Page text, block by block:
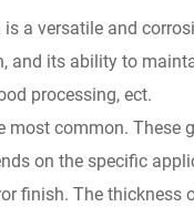
a versatile and
and its ability to
processing, ect.
most common.
on the specific
finish. The